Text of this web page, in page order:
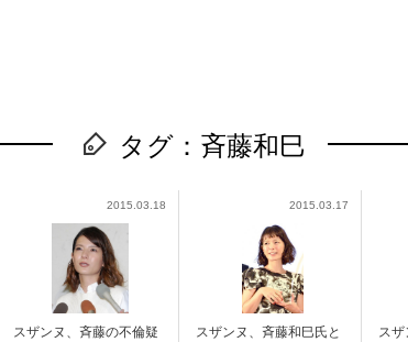
タグ：斉藤和巳
2015.03.18
スザンヌ、斉藤の不倫疑
2015.03.17
スザンヌ、斉藤和巳氏と
スザ